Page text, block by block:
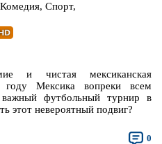
Спорт,
и чистая мексиканская
году Мексика вопреки всем
футбольный турнир в
этот невероятный подвиг?
0